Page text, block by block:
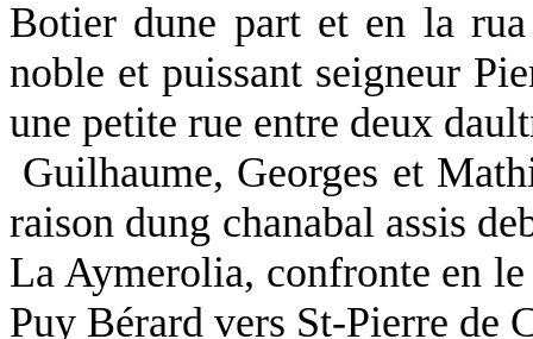
Botier dune part et en la
noble et puissant seigneur
une petite rue entre deux
Guilhaume, Georges et
raison dung chanabal assis
La Aymerolia, confronte en
Puy Bérard vers St-Pierre de